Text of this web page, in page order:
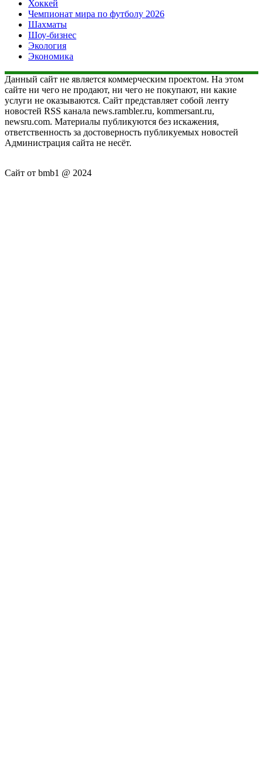
Хоккей
Чемпионат мира по футболу 2026
Шахматы
Шоу-бизнес
Экология
Экономика
Данный сайт не является коммерческим проектом. На этом
сайте ни чего не продают, ни чего не покупают, ни какие
услуги не оказываются. Сайт представляет собой ленту
новостей RSS канала news.rambler.ru, kommersant.ru,
newsru.com. Материалы публикуются без искажения,
ответственность за достоверность публикуемых новостей
Администрация сайта не несёт.
Сайт от bmb1 @ 2024